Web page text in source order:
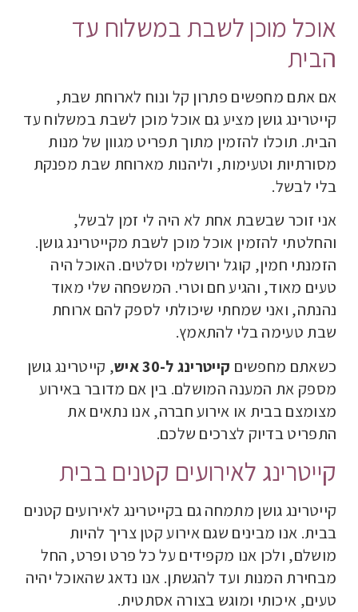
אוכל מוכן לשבת במשלוח עד
הבית
אם אתם מחפשים פתרון קל ונוח לארוחת שבת,
קייטרינג גושן מציע גם אוכל מוכן לשבת במשלוח עד
הבית. תוכלו להזמין מתוך תפריט מגוון של מנות
מסורתיות וטעימות, וליהנות מארוחת שבת מפנקת
בלי לבשל.
אני זוכר שבשבת אחת לא היה לי זמן לבשל,
והחלטתי להזמין אוכל מוכן לשבת מקייטרינג גושן.
הזמנתי חמין, קוגל ירושלמי וסלטים. האוכל היה
טעים מאוד, והגיע חם וטרי. המשפחה שלי מאוד
נהנתה, ואני שמחתי שיכולתי לספק להם ארוחת
שבת טעימה בלי להתאמץ.
כשאתם מחפשים קייטרינג ל-30 איש
, קייטרינג גושן
מספק את המענה המושלם. בין אם מדובר באירוע
מצומצם בבית או אירוע חברה, אנו נתאים את
התפריט בדיוק לצרכים שלכם.
קייטרינג לאירועים קטנים בבית
קייטרינג גושן מתמחה גם בקייטרינג לאירועים קטנים
בבית. אנו מבינים שגם אירוע קטן צריך להיות
מושלם, ולכן אנו מקפידים על כל פרט ופרט, החל
מבחירת המנות ועד להגשתן. אנו נדאג שהאוכל יהיה
טעים, איכותי ומוגש בצורה אסתטית.